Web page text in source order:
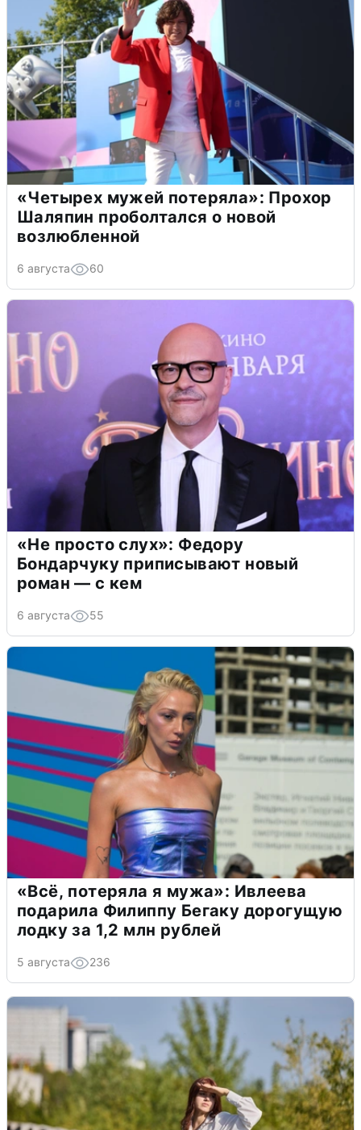
«Четырех мужей потеряла»: Прохор
Шаляпин проболтался о новой
возлюбленной
6 августа 60
«Не просто слух»: Федору
Бондарчуку приписывают новый
роман — с кем
6 августа 55
«Всё, потеряла я мужа»: Ивлеева
подарила Филиппу Бегаку дорогущую
лодку за 1,2 млн рублей
5 августа 236